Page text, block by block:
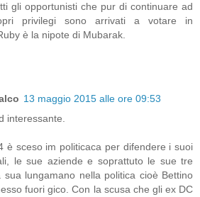
gli opportunisti che pur di continuare ad
privilegi sono arrivati a votare in
è la nipote di Mubarak.
13 maggio 2015 alle ore 09:53
interessante.
è sceso im politicaca per difendere i suoi
le sue aziende e soprattuto le sue tre
sua lungamano nella politica cioè Bettino
fuori gico. Con la scusa che gli ex DC